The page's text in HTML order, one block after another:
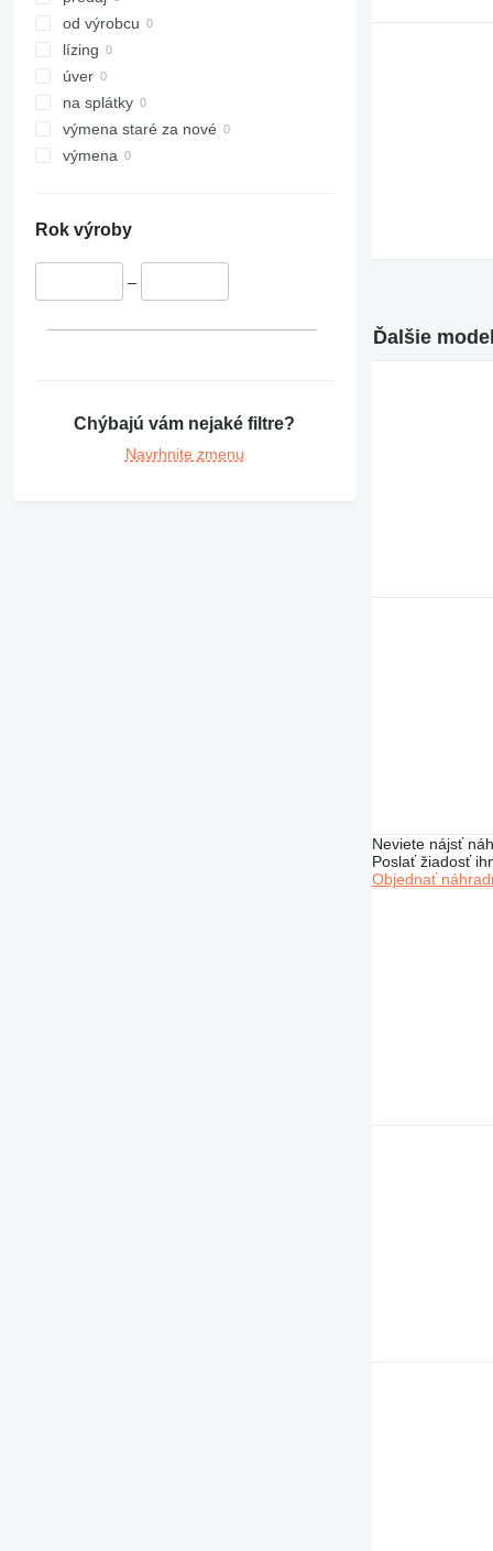
od výrobcu
lízing
úver
na splátky
výmena staré za nové
výmena
Rok výroby
–
Chýbajú vám nejaké filtre?
Navrhnite zmenu
Ďalšie
Neviete nájsť
Poslať žiadosť
Objednať